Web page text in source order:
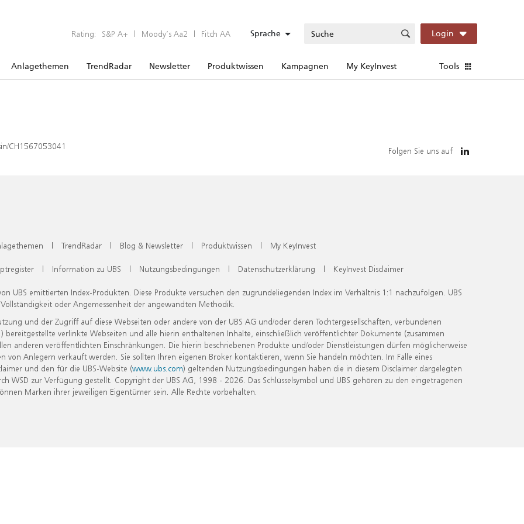
Rating: S&P A+ | Moody’s Aa2 | Fitch AA Sprache Login
Anlagethemen TrendRadar Newsletter Produktwissen Kampagnen My KeyInvest Tools
CH1567053041 Folgen Sie uns auf
| TrendRadar | Blog & Newsletter | Produktwissen | My KeyInvest
| Information zu UBS | Nutzungsbedingungen | Datenschutzerklärung | KeyInvest Disclaimer
UBS emittierten Index-Produkten. Diese Produkte versuchen den zugrundeliegenden Index im Verhältnis 1:1 nachzufolgen. UBS
oder Angemessenheit der angewandten Methodik.
und der Zugriff auf diese Webseiten oder andere von der UBS AG und/oder deren Tochtergesellschaften, verbundenen
verlinkte Webseiten und alle hierin enthaltenen Inhalte, einschließlich veröffentlichter Dokumente (zusammen
anderen veröffentlichten Einschränkungen. Die hierin beschriebenen Produkte und/oder Dienstleistungen dürfen möglicherweise
Anlegern verkauft werden. Sie sollten Ihren eigenen Broker kontaktieren, wenn Sie handeln möchten. Im Falle eines
und den für die UBS-Website (www.ubs.com) geltenden Nutzungsbedingungen haben die in diesem Disclaimer dargelegten
zur Verfügung gestellt. Copyright der UBS AG, 1998 - 2026. Das Schlüsselsymbol und UBS gehören zu den eingetragenen
Marken ihrer jeweiligen Eigentümer sein. Alle Rechte vorbehalten.